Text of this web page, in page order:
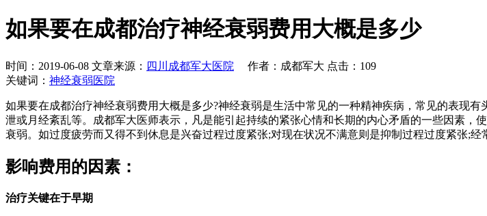
如果要在成都治疗神经衰弱费用大概是多少
时间：2019-06-08 文章来源： 四川成都军大医院 作者：成都军大 点击：109
关键词： 神经衰弱医院
如果要在成都治疗神经衰弱费用大概是多少?神经衰弱是生活中常见的一种精神疾病，常见的表现
泄或月经紊乱等。成都军大医师表示，凡是能引起持续的紧张心情和长期的内心矛盾的一些因素
衰弱。如过度疲劳而又得不到休息是兴奋过程过度紧张;对现在状况不满意则是抑制过程过度紧张;
影响费用的因素：
治疗关键在于早期